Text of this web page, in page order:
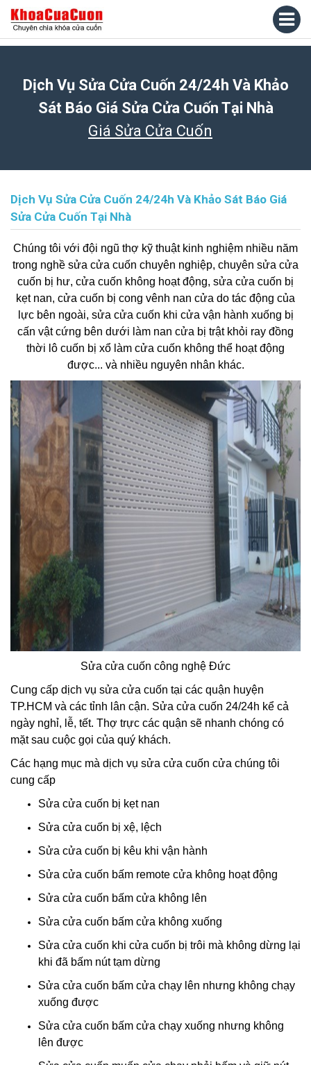
Dịch Vụ Sửa Cửa Cuốn 24/24h Và Khảo
Sát Báo Giá Sửa Cửa Cuốn Tại Nhà
Giá Sửa Cửa Cuốn
Dịch Vụ Sửa Cửa Cuốn 24/24h Và Khảo Sát Báo Giá
Sửa Cửa Cuốn Tại Nhà
Chúng tôi với đội ngũ thợ kỹ thuật kinh nghiệm nhiều năm
trong nghề sửa cửa cuốn chuyên nghiệp, chuyên sửa cửa
cuốn bị hư, cửa cuốn không hoạt động, sửa cửa cuốn bị
kẹt nan, cửa cuốn bị cong vênh nan cửa do tác động của
lực bên ngoài, sửa cửa cuốn khi cửa vận hành xuống bị
cấn vật cứng bên dưới làm nan cửa bị trật khỏi ray đồng
thời lô cuốn bị xổ làm cửa cuốn không thể hoạt động
được... và nhiều nguyên nhân khác.
Sửa cửa cuốn công nghệ Đức
Cung cấp dịch vụ sửa cửa cuốn tại các quận huyện
TP.HCM và các tỉnh lân cận. Sửa cửa cuốn 24/24h kể cả
ngày nghỉ, lễ, tết. Thợ trực các quận sẽ nhanh chóng có
mặt sau cuộc gọi của quý khách.
Các hạng mục mà dịch vụ sửa cửa cuốn cửa chúng tôi
cung cấp
Sửa cửa cuốn bị kẹt nan
Sửa cửa cuốn bị xệ, lệch
Sửa cửa cuốn bị kêu khi vận hành
Sửa cửa cuốn bấm remote cửa không hoạt động
Sửa cửa cuốn bấm cửa không lên
Sửa cửa cuốn bấm cửa không xuống
Sửa cửa cuốn khi cửa cuốn bị trôi mà không dừng lại
khi đã bấm nút tạm dừng
Sửa cửa cuốn bấm cửa chạy lên nhưng không chạy
xuống được
Sửa cửa cuốn bấm cửa chạy xuống nhưng không
lên được